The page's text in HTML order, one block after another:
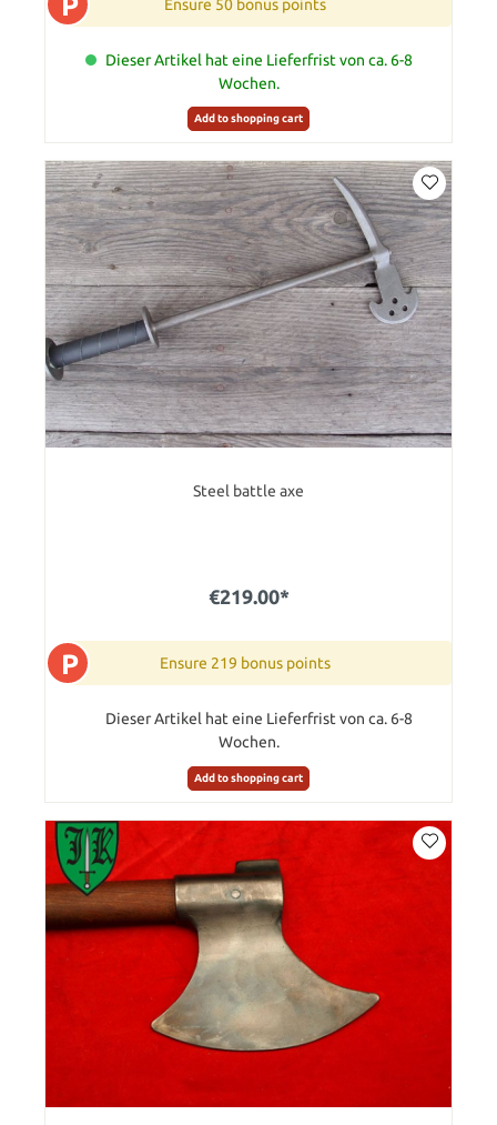
Ensure 50 bonus points
Dieser Artikel hat eine Lieferfrist von ca. 6-8
Wochen.
Add to shopping cart
Steel battle axe
€219.00*
P Ensure 219 bonus points
Dieser Artikel hat eine Lieferfrist von ca. 6-8
Wochen.
Add to shopping cart